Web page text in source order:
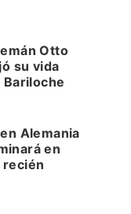
Otto
su vida
Alemania
en
recién